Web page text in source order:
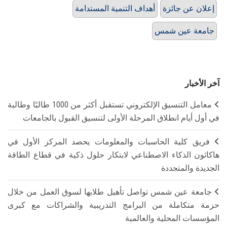
أهداف التنمية المستدامة إعلان عن جائزة
جامعة عين شمس
آخر الأخبار
معامل التنسيق الإلكتروني تستقبل أكثر من 1000 طالبًا وطالبة
في أول أيام انطلاق المرحلة الأولى لتنسيق القبول بالجامعات
فريق كلية الحاسبات والمعلومات يحصد المركز الأول في
هاكاثون الذكاء الاصطناعي لابتكار حلول ذكية في قطاع الطاقة
الجديدة والمتجددة
جامعة عين شمس تواصل تأهيل طلابها لسوق العمل من خلال
حزمة متكاملة من البرامج التدريبية والشراكات مع كبرى
المؤسسات المحلية والعالمية